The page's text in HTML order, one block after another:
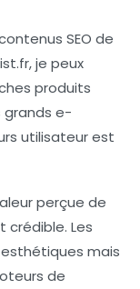
SEO de
je peux
produits
grands e-
utilisateur est
perçue de
crédible. Les
mais
de